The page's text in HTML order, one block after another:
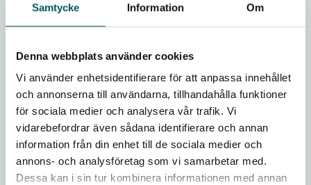
Samtycke Information Om
Denna webbplats använder cookies
Vi använder enhetsidentifierare för att anpassa innehållet
och annonserna till användarna, tillhandahålla funktioner
för sociala medier och analysera vår trafik. Vi
vidarebefordrar även sådana identifierare och annan
information från din enhet till de sociala medier och
annons- och analysföretag som vi samarbetar med.
Dessa kan i sin tur kombinera informationen med annan
Arbetsgrupper
Associerade medlemmar
Bli medlem
75 år av utveckling
Integritetspolicy